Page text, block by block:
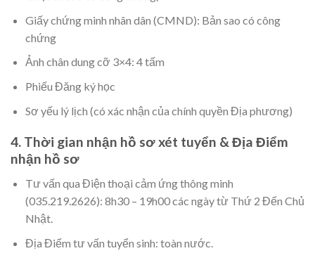
Giấy chứng minh nhân dân (CMND): Bản sao có công
chứng
Ảnh chân dung cỡ 3×4: 4 tấm
Phiếu Đăng ký học
Sơ yếu lý lịch (có xác nhận của chính quyền Địa phương)
4. Thời gian nhận hồ sơ xét tuyển & Địa Điểm
nhận hồ sơ
Tư vấn qua Điện thoại cảm ứng thông minh
(035.219.2626): 8h30 – 19h00 các ngày từ Thứ 2 Đến Chủ
Nhật.
Địa Điểm tư vấn tuyển sinh: toàn nước.